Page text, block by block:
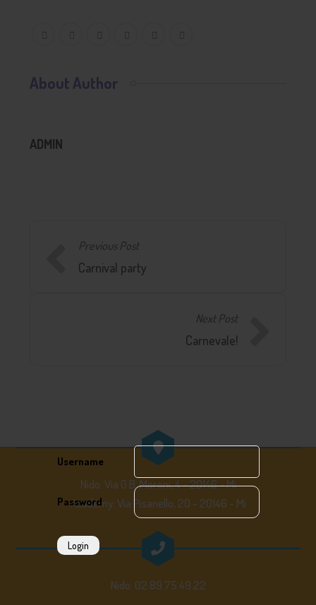
Username
Password
Login
About Author
ADMIN
Previous Post
Carnival party
Next Post
Carnevale!
Nido: Via G.B. Moroni, 4 - 20146 - Mi
Academy: Via Pisanello, 20 - 20146 - Mi
Nido: 02.89.75.49.22